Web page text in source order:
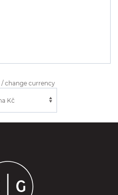
change currency